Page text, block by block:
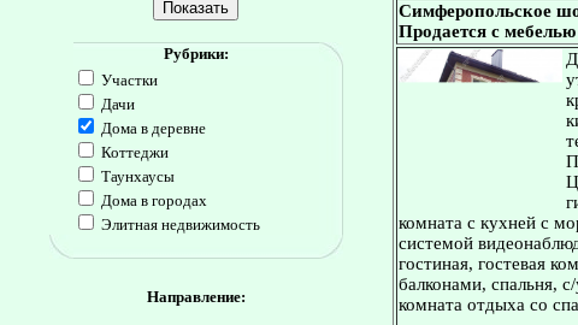
Рубрики:
Участки
Дачи
Дома в деревне
Коттеджи
Таунхаусы
Дома в городах
Элитная недвижимость
Направление:
Симферопольское
Продается с
комната с кухней с
системой
гостиная, гостевая
балконами, спальня,
комната отдыха со